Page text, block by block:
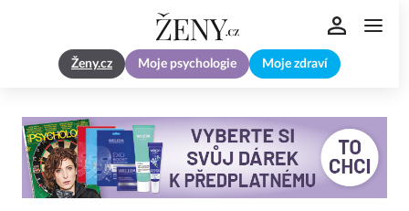
Ženy.cz Moje psychologie Moje zdraví